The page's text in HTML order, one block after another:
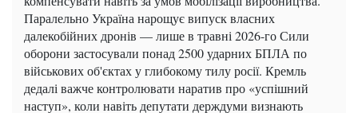
Паралельно Україна нарощує випуск власних
далекобійних дронів — лише в травні 2026-го Сили
оборони застосували понад 2500 ударних БПЛА по
військових об'єктах у глибокому тилу росії. Кремль
дедалі важче контролювати наратив про «успішний
наступ», коли навіть депутати держдуми визнають